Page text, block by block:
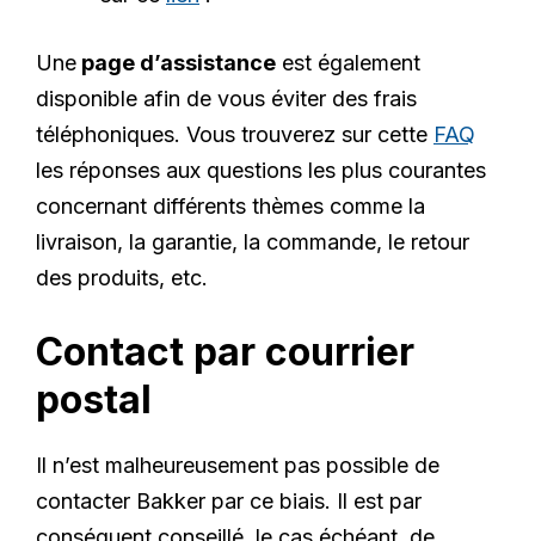
Une page d’assistance est également
disponible afin de vous éviter des frais
téléphoniques. Vous trouverez sur cette FAQ
les réponses aux questions les plus courantes
concernant différents thèmes comme la
livraison, la garantie, la commande, le retour
des produits, etc.
Contact par courrier
postal
Il n’est malheureusement pas possible de
contacter Bakker par ce biais. Il est par